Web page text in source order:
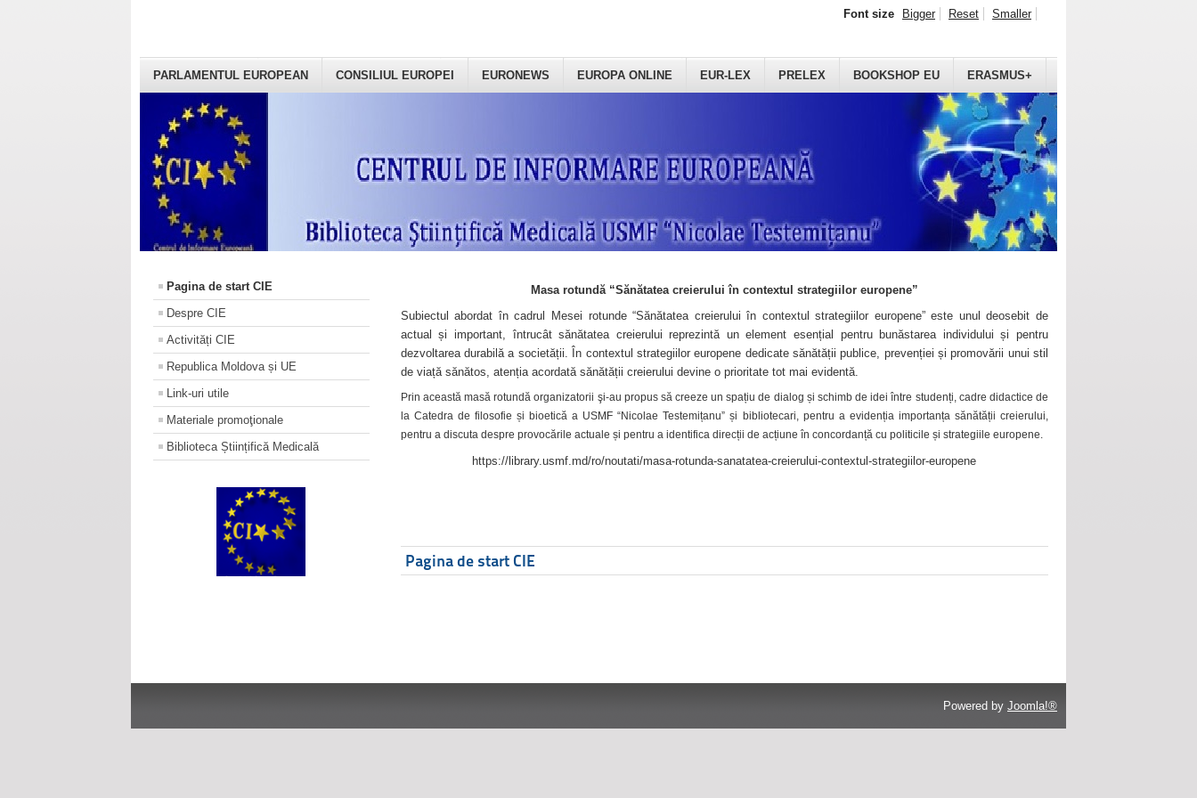
PARLAMENTUL EUROPEAN CONSILIUL EUROPEI EURONEWS EUROPA ONLINE EUR-LEX PRELEX BOOKSHOP EU ERASMUS+
Font size Bigger Reset Smaller
Pagina de start CIE
Despre CIE
Activități CIE
Republica Moldova și UE
Link-uri utile
Materiale promoţionale
Biblioteca Științifică Medicală
Masa rotundă “Sănătatea creierului în contextul strategiilor europene”
Subiectul abordat în cadrul Mesei rotunde “Sănătatea creierului în contextul strategiilor europene” este unul deosebit de
actual și important, întrucât sănătatea creierului reprezintă un element esențial pentru bunăstarea individului și pentru
dezvoltarea durabilă a societății. În contextul strategiilor europene dedicate sănătății publice, prevenției și promovării unui stil
de viață sănătos, atenția acordată sănătății creierului devine o prioritate tot mai evidentă.
Prin această masă rotundă organizatorii şi-au propus să creeze un spațiu de dialog și schimb de idei între studenți, cadre didactice de
la Catedra de filosofie și bioetică a USMF “Nicolae Testemițanu” și bibliotecari, pentru a evidenția importanța sănătății creierului,
pentru a discuta despre provocările actuale și pentru a identifica direcții de acțiune în concordanță cu politicile și strategiile europene.
https://library.usmf.md/ro/noutati/masa-rotunda-sanatatea-creierului-contextul-strategiilor-europene
Pagina de start CIE
Powered by Joomla!®